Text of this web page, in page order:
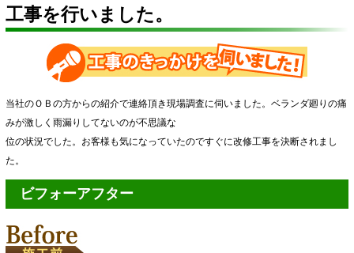
工事を行いました。
当社のＯＢの方からの紹介で連絡頂き現場調査に伺いました。ベランダ廻りの痛
みが激しく雨漏りしてないのが不思議な
位の状況でした。お客様も気になっていたのですぐに改修工事を決断されまし
た。
ビフォーアフター